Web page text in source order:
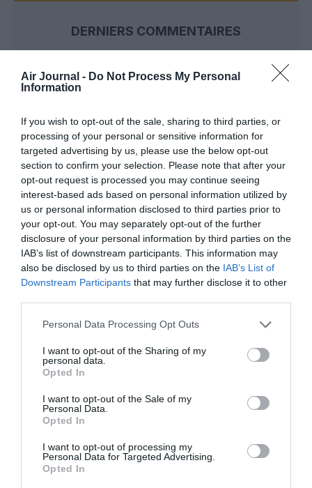
Air Journal - Do Not Process My Personal
Information
If you wish to opt-out of the sale, sharing to third parties, or
processing of your personal or sensitive information for
targeted advertising by us, please use the below opt-out
section to confirm your selection. Please note that after your
opt-out request is processed you may continue seeing
interest-based ads based on personal information utilized by
us or personal information disclosed to third parties prior to
your opt-out. You may separately opt-out of the further
disclosure of your personal information by third parties on the
IAB’s list of downstream participants. This information may
also be disclosed by us to third parties on the IAB’s List of
Downstream Participants that may further disclose it to other
Personal Data Processing Opt Outs
I want to opt-out of the Sharing of my
personal data.
Opted In
I want to opt-out of the Sale of my
Personal Data.
Opted In
I want to opt-out of processing my
Personal Data for Targeted Advertising.
Opted In
DERNIERS COMMENTAIRES
Djma commenté l'article :
de Boeing 777-9 déjà construits
Copaa commenté l'article :
Pointe‑à‑Pitre – Panama City : Air France ouvre un pont
aérien vers l’Amérique latine
PUBLICITÉ
MASQUÉE
PSEUDONYME
COMMENTAIRE